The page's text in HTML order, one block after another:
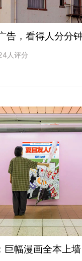
告，看得人分分
人评分
巨幅漫画全本上墙